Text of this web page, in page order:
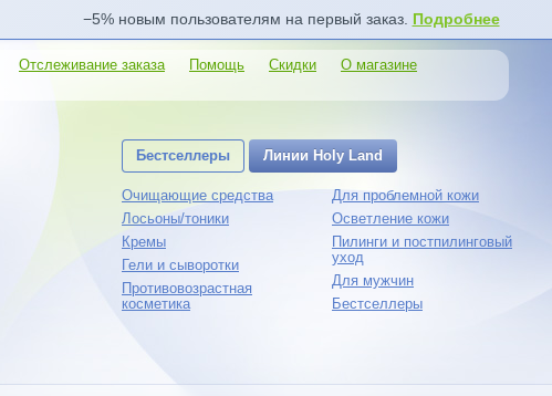
−5% новым пользователям на первый заказ. Подробнее
Отслеживание заказа Помощь Скидки
О магазине
Бестселлеры Линии Holy Land
Очищающие средства
Лосьоны/тоники
Кремы
Гели и сыворотки
Противовозрастная
косметика
Для проблемной кожи
Осветление кожи
Пилинги и постпилинговый
уход
Для мужчин
Бестселлеры